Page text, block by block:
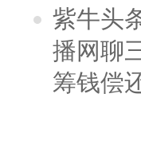
紫牛头
播网聊
筹钱偿